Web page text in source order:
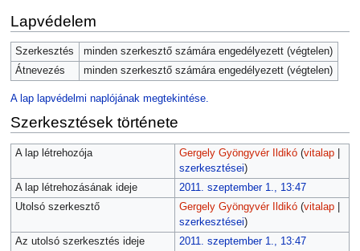
Lapvédelem
Szerkesztés
minden szerkesztő számára engedélyezett (végtelen)
Átnevezés
minden szerkesztő számára engedélyezett (végtelen)
A lap lapvédelmi naplójának megtekintése.
Szerkesztések története
A lap létrehozója Gergely Gyöngyvér Ildikó (vitalap|
szerkesztései)
A lap létrehozásának ideje
2011. szeptember 1., 13:47
Utolsó szerkesztő
Gergely Gyöngyvér Ildikó (vitalap|
szerkesztései)
Az utolsó szerkesztés ideje
2011. szeptember 1., 13:47